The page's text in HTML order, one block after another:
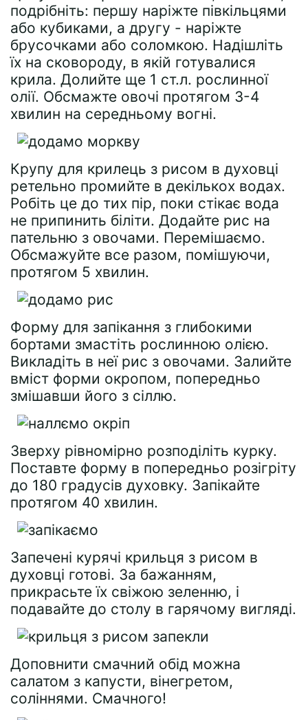
подрібніть: першу наріжте півкільцями
або кубиками, а другу - наріжте
брусочками або соломкою. Надішліть
їх на сковороду, в якій готувалися
крила. Долийте ще 1 ст.л. рослинної
олії. Обсмажте овочі протягом 3-4
хвилин на середньому вогні.
Крупу для крилець з рисом в духовці
ретельно промийте в декількох водах.
Робіть це до тих пір, поки стікає вода
не припинить біліти. Додайте рис на
пательню з овочами. Перемішаємо.
Обсмажуйте все разом, помішуючи,
протягом 5 хвилин.
Форму для запікання з глибокими
бортами змастіть рослинною олією.
Викладіть в неї рис з овочами. Залийте
вміст форми окропом, попередньо
змішавши його з сіллю.
Зверху рівномірно розподіліть курку.
Поставте форму в попередньо розігріту
до 180 градусів духовку. Запікайте
протягом 40 хвилин.
Запечені курячі крильця з рисом в
духовці готові. За бажанням,
прикрасьте їх свіжою зеленню, і
подавайте до столу в гарячому вигляді.
Доповнити смачний обід можна
салатом з капусти, вінегретом,
соліннями. Смачного!